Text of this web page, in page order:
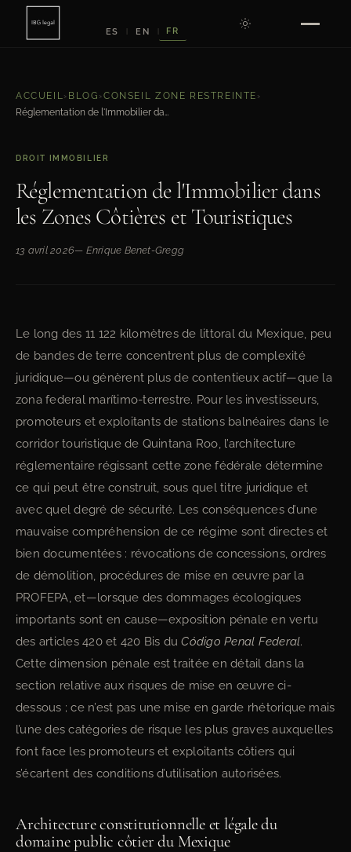
ES EN FR
ACCUEIL› BLOG ›CONSEIL ZONE RESTREINTE ›
Réglementation de l'Immobilier dans les Zones Côtières et Touristiques
DROIT IMMOBILIER
Réglementation de l'Immobilier dans
les Zones Côtières et Touristiques
13 avril 2026— Enrique Benet-Gregg
Le long des 11 122 kilomètres de littoral du Mexique, peu
de bandes de terre concentrent plus de complexité
juridique—ou génèrent plus de contentieux actif—que la
zona federal marítimo-terrestre. Pour les investisseurs,
promoteurs et exploitants de stations balnéaires dans le
corridor touristique de Quintana Roo, l’architecture
réglementaire régissant cette zone fédérale détermine
ce qui peut être construit, sous quel titre juridique et
avec quel degré de sécurité. Les conséquences d’une
mauvaise compréhension de ce régime sont directes et
bien documentées : révocations de concessions, ordres
de démolition, procédures de mise en œuvre par la
PROFEPA, et—lorsque des dommages écologiques
importants sont en cause—exposition pénale en vertu
des articles 420 et 420 Bis duCódigo Penal Federal.
Cette dimension pénale est traitée en détail dans la
section relative aux risques de mise en œuvre ci-
dessous ; ce n’est pas une mise en garde rhétorique mais
l’une des catégories de risque les plus graves auxquelles
font face les promoteurs et exploitants côtiers qui
s’écartent des conditions d’utilisation autorisées.
Architecture constitutionnelle et légale du
domaine public côtier du Mexique